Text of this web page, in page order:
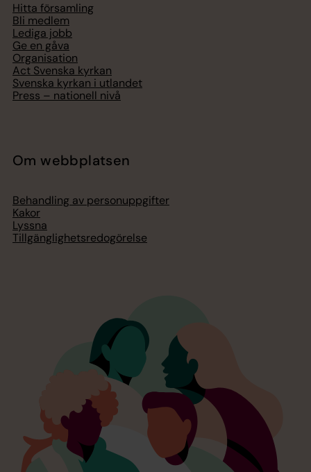
Hitta församling
Bli medlem
Lediga jobb
Ge en gåva
Organisation
Act Svenska kyrkan
Svenska kyrkan i utlandet
Press – nationell nivå
Om webbplatsen
Behandling av personuppgifter
Kakor
Lyssna
Tillgänglighetsredogörelse